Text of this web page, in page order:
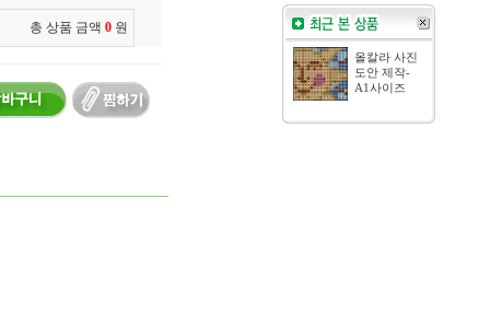
총 상품 금액 0 원
올칼라 사진
도안 제작-
A1사이즈